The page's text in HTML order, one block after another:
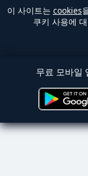
이 사이트는 cookies
쿠키 사용에
무료 모바일